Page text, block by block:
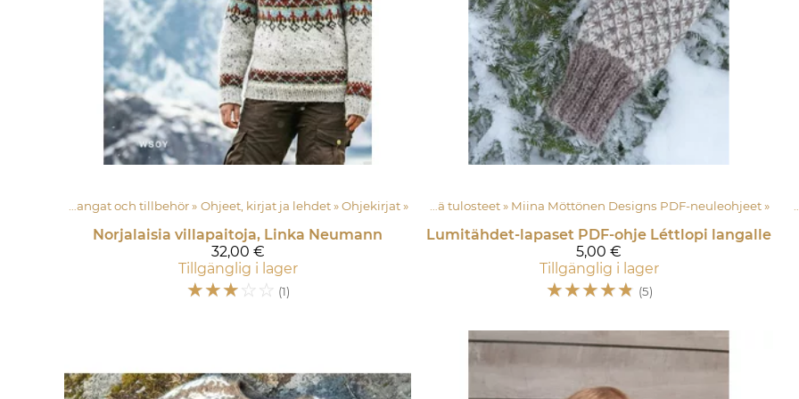
Langat och tillbehör ‪» Ohjeet, kirjat ja lehdet ‪» Ohjekirjat‪»
Norjalaisia villapaitoja, Linka Neumann
32,00 €
Tillgänglig i lager
☆☆☆☆ ☆ (1)
och tillbehör‪»Ohjeet, kirjat ja lehdet‪» Yksittäiset instruktioner PDF sekä tulosteet‪» Miina Möttönen Designs PDF-neuleohjeet ‪»
Lumitähdet-lapaset PDF-ohje Léttlopi langalle
5,00 €
Tillgänglig i lager
☆☆☆☆☆ (5)
Produkter ‪» Lankapuoti ‪»